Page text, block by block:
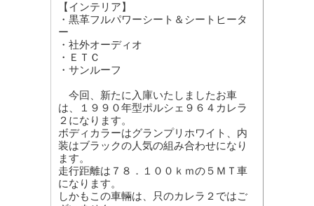
【インテリア】
・黒革フルパワーシート＆シートヒータ
ー
・社外オーディオ
・ＥＴＣ
・サンルーフ
今回、新たに入庫いたしましたお車
は、１９９０年型ポルシェ９６４カレラ
２になります。
ボディカラーはグランプリホワイト、内
装はブラックの人気の組み合わせになり
ます。
走行距離は７８．１００ｋｍの５ＭＴ車
になります。
しかもこの車輛は、只のカレラ２ではご